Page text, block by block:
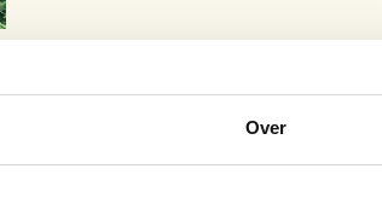
Over